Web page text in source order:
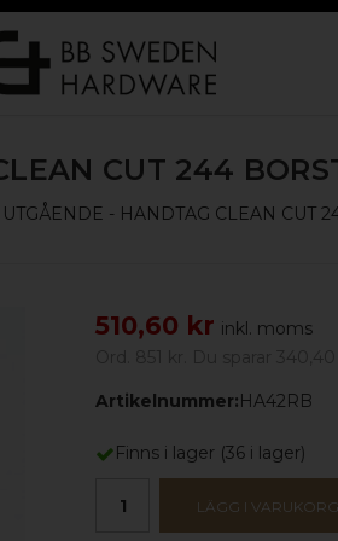
CUT 244
UTGÅENDE - HANDTAG CLEAN CUT
510,60 kr inkl. moms
Artikelnummer:HA42RB
Finns i lager (36 i lager)
LÄGG I